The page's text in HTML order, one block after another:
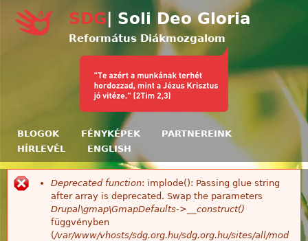
Ugrás a tartalomra
SDG | Soli Deo Gloria
Református Diákmozgalom
BLOGOK FÉNYKÉPEK
PARTNEREINK
HÍRLEVÉL
ENGLISH
Hibaüzenet
Deprecated function: implode(): Passing glue string
after array is deprecated. Swap the parameters
Drupal\gmap\GmapDefaults->__construct()
függvényben
(/var/www/vhosts/sdg.org.hu/sdg.org.hu/sites/all/mod